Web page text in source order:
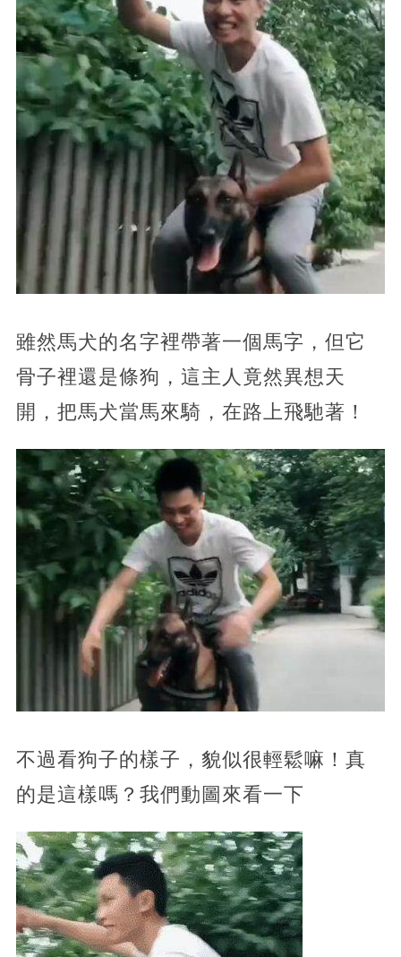
雖然馬犬的名字裡帶著一個馬字，但它
骨子裡還是條狗，這主人竟然異想天
開，把馬犬當馬來騎，在路上飛馳著！
不過看狗子的樣子，貌似很輕鬆嘛！真
的是這樣嗎？我們動圖來看一下